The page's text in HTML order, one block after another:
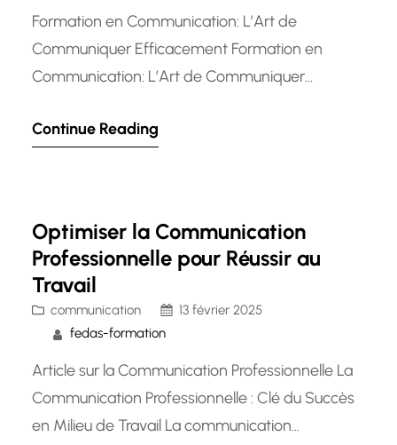
Formation en Communication: L’Art de
Communiquer Efficacement Formation en
Communication: L’Art de Communiquer
essentiel dans tous les aspects de la vie, que ce
collaboration. C’est pourquoi investir dans une…
Continue Reading
Optimiser la Communication
Professionnelle pour Réussir au
Travail
communication
13 février 2025
fedas-formation
Article sur la Communication Professionnelle La
Communication Professionnelle : Clé du Succès
en Milieu de Travail La communication